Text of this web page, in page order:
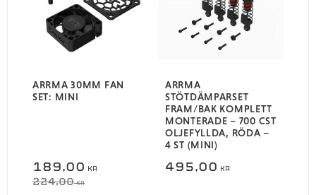
ARRMA 30MM FAN
SET: MINI
189,00 KR
224,00KR
ARRMA
STÖTDÄMPARSET
FRAM/BAK KOMPLETT
MONTERADE – 700 CST
OLJEFYLLDA, RÖDA –
4 ST (MINI)
495,00 KR